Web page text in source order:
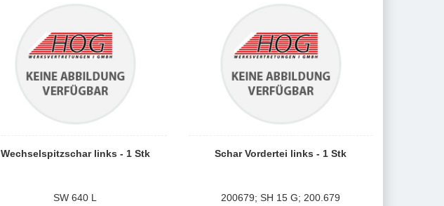
Wechselspitzschar links - 1 Stk
SW 640 L
Schar Vordertei links - 1 Stk
200679; SH 15 G; 200.679